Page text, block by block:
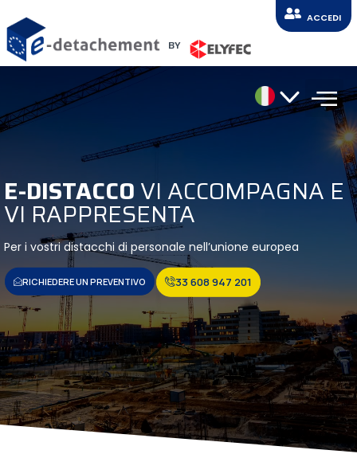
BY
ACCEDI
E-DISTACCOVI ACCOMPAGNA E
VI RAPPRESENTA
Per i vostri distacchi di personale nell’unione europea
RICHIEDERE UN PREVENTIVO 33 608 947 201